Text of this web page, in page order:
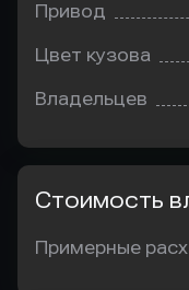
Привод
Цвет кузова
Владельцев
Стоимость
Примерные